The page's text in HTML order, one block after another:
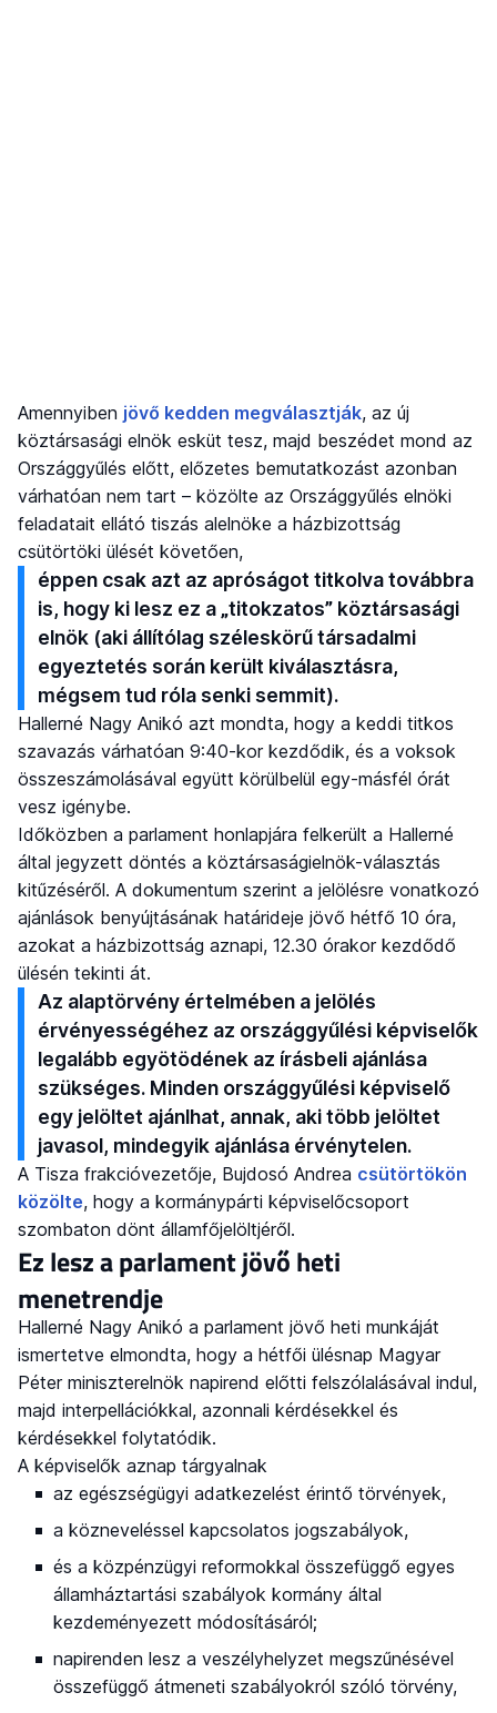
Amennyiben jövő kedden megválasztják, az új
köztársasági elnök esküt tesz, majd beszédet mond az
Országgyűlés előtt, előzetes bemutatkozást azonban
várhatóan nem tart – közölte az Országgyűlés elnöki
feladatait ellátó tiszás alelnöke a házbizottság
csütörtöki ülését követően,
éppen csak azt az apróságot titkolva továbbra
is, hogy ki lesz ez a „titokzatos” köztársasági
elnök (aki állítólag széleskörű társadalmi
egyeztetés során került kiválasztásra,
mégsem tud róla senki semmit).
Hallerné Nagy Anikó azt mondta, hogy a keddi titkos
szavazás várhatóan 9:40-kor kezdődik, és a voksok
összeszámolásával együtt körülbelül egy-másfél órát
vesz igénybe.
Időközben a parlament honlapjára felkerült a Hallerné
által jegyzett döntés a köztársaságielnök-választás
kitűzéséről. A dokumentum szerint a jelölésre vonatkozó
ajánlások benyújtásának határideje jövő hétfő 10 óra,
azokat a házbizottság aznapi, 12.30 órakor kezdődő
ülésén tekinti át.
Az alaptörvény értelmében a jelölés
érvényességéhez az országgyűlési képviselők
legalább egyötödének az írásbeli ajánlása
szükséges. Minden országgyűlési képviselő
egy jelöltet ajánlhat, annak, aki több jelöltet
javasol, mindegyik ajánlása érvénytelen.
A Tisza frakcióvezetője, Bujdosó Andrea csütörtökön
közölte, hogy a kormánypárti képviselőcsoport
szombaton dönt államfőjelöltjéről.
Ez lesz a parlament jövő heti
menetrendje
Hallerné Nagy Anikó a parlament jövő heti munkáját
ismertetve elmondta, hogy a hétfői ülésnap Magyar
Péter miniszterelnök napirend előtti felszólalásával indul,
majd interpellációkkal, azonnali kérdésekkel és
kérdésekkel folytatódik.
A képviselők aznap tárgyalnak
az egészségügyi adatkezelést érintő törvények,
a közneveléssel kapcsolatos jogszabályok,
és a közpénzügyi reformokkal összefüggő egyes
államháztartási szabályok kormány által
kezdeményezett módosításáról;
napirenden lesz a veszélyhelyzet megszűnésével
összefüggő átmeneti szabályokról szóló törvény,